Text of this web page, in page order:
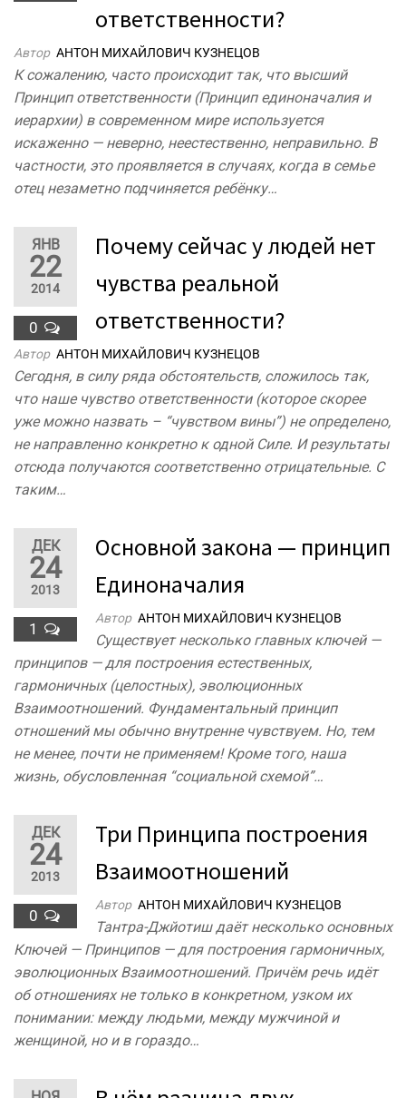
ответственности?
Автор АНТОН МИХАЙЛОВИЧ КУЗНЕЦОВ
К сожалению, часто происходит так, что высший
Принцип ответственности (Принцип единоначалия и
иерархии) в современном мире используется
искаженно — неверно, неестественно, неправильно. В
частности, это проявляется в случаях, когда в семье
отец незаметно подчиняется ребёнку…
ЯНВ
22
2014
0
Почему сейчас у людей нет
чувства реальной
ответственности?
Автор АНТОН МИХАЙЛОВИЧ КУЗНЕЦОВ
Сегодня, в силу ряда обстоятельств, сложилось так,
что наше чувство ответственности (которое скорее
уже можно назвать – “чувством вины”) не определено,
не направленно конкретно к одной Силе. И результаты
отсюда получаются соответственно отрицательные. С
таким…
ДЕК
24
2013
1
Основной закона — принцип
Единоначалия
Автор АНТОН МИХАЙЛОВИЧ КУЗНЕЦОВ
Существует несколько главных ключей —
принципов — для построения естественных,
гармоничных (целостных), эволюционных
Взаимоотношений. Фундаментальный принцип
отношений мы обычно внутренне чувствуем. Но, тем
не менее, почти не применяем! Кроме того, наша
жизнь, обусловленная “социальной схемой”…
ДЕК
24
2013
0
Три Принципа построения
Взаимоотношений
Автор АНТОН МИХАЙЛОВИЧ КУЗНЕЦОВ
Тантра-Джйотиш даёт несколько основных
Ключей — Принципов — для построения гармоничных,
эволюционных Взаимоотношений. Причём речь идёт
об отношениях не только в конкретном, узком их
понимании: между людьми, между мужчиной и
женщиной, но и в гораздо…